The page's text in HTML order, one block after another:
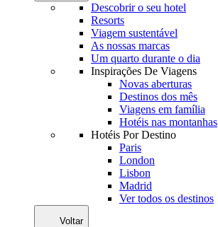
Descobrir o seu hotel
Resorts
Viagem sustentável
As nossas marcas
Um quarto durante o dia
Inspirações De Viagens
Novas aberturas
Destinos dos mês
Viagens em família
Hotéis nas montanhas
Hotéis Por Destino
Paris
London
Lisbon
Madrid
Ver todos os destinos
Voltar